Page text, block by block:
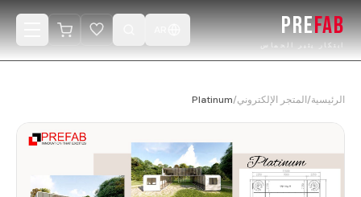
PREFAB
ابتكار يثير الحماس
الرئيسية
الكتالوج
الرئيسية/المتجر الإلكتروني/
Platinum